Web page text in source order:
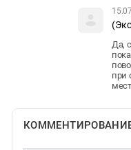
Да,
при